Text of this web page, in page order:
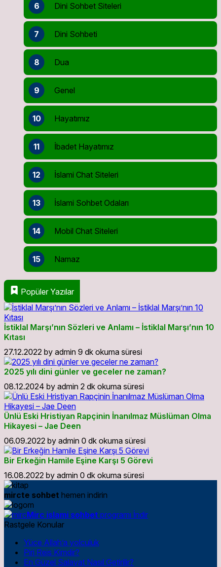
6 Dini Sohbet Siteleri
7 Dini Sohbeti
8 Dua
9 Genel
10 Hayatımız
11 İbadet Hayatımız
12 İslami Chat Siteleri
13 İslami Sohbet Odaları
14 Mobil Chat Siteleri
15 Namaz
Popüler Yazılar
İstiklal Marşı’nın Sözleri ve Anlamı – İstiklal Marşı’nın 10
Kıtası
27.12.2022 by admin 9 dk okuma süresi
2025 yılı dini günler ve geceler ne zaman?
08.12.2024 by admin 2 dk okuma süresi
Ünlü Eski Hristiyan Rapçinin İnanılmaz Müslüman Olma
Hikayesi – Jae Deen
06.09.2022 by admin 0 dk okuma süresi
Bir Erkeğin Hamile Eşine Karşı 5 Görevi
16.08.2022 by admin 0 dk okuma süresi
mircte sohbet hemen indirin
Mirc islami sohbet programı İndir
Rastgele Konular
Yüce Allah’a yolculuk
Piri Reis Kimdir?
En Güzel Salavat Nasıl Getirilir?